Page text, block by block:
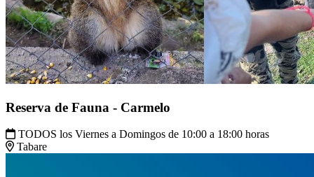
Reserva de Fauna - Carmelo
TODOS los Viernes a Domingos de 10:00 a 18:00 horas
Tabare